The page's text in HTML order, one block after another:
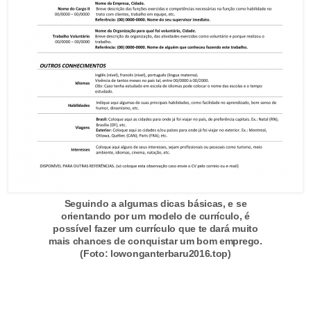
Seguindo a algumas dicas básicas, e se
orientando por um modelo de currículo, é
possível fazer um currículo que te dará muito
mais chances de conquistar um bom emprego.
(Foto: lowonganterbaru2016.top)
C
a
r
r
o
s
p
a
a
G
T